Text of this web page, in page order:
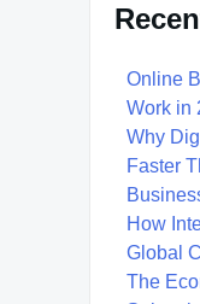
Online
Work in
Why
Faster
How
Global
The